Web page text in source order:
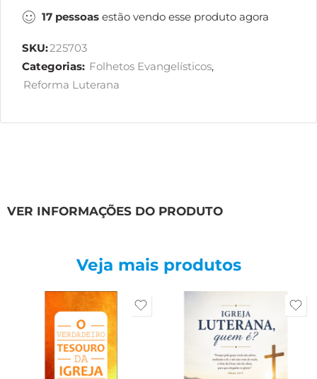
17 pessoas estão vendo esse produto agora
SKU:225703
Categorias: Folhetos Evangelísticos,
Reforma Luterana
VER INFORMAÇÕES DO PRODUTO
Veja mais produtos